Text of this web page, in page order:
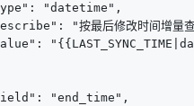
"datetime",
"按最后修改时间增量
"end_time",